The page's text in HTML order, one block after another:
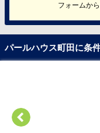
フォームか
パールハウス町田に条